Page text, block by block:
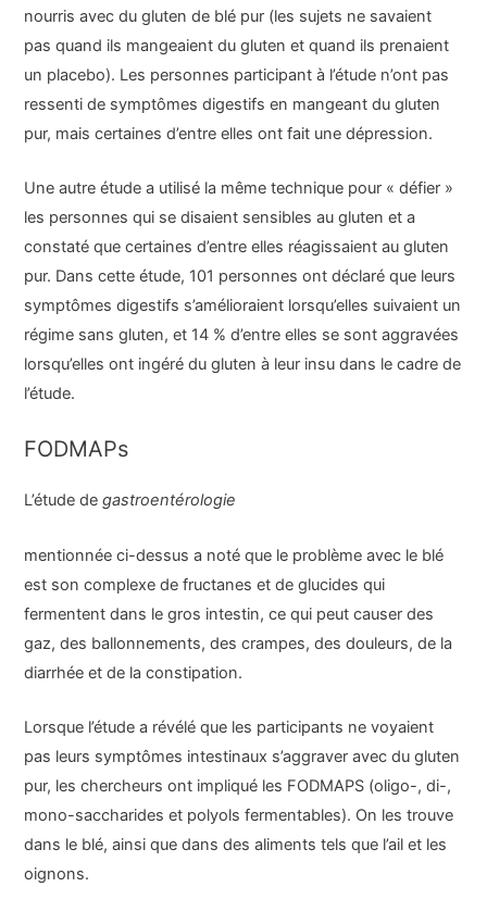
nourris avec du gluten de blé pur (les sujets ne savaient
pas quand ils mangeaient du gluten et quand ils prenaient
un placebo). Les personnes participant à l’étude n’ont pas
ressenti de symptômes digestifs en mangeant du gluten
pur, mais certaines d’entre elles ont fait une dépression.
Une autre étude a utilisé la même technique pour « défier »
les personnes qui se disaient sensibles au gluten et a
constaté que certaines d’entre elles réagissaient au gluten
pur. Dans cette étude, 101 personnes ont déclaré que leurs
symptômes digestifs s’amélioraient lorsqu’elles suivaient un
régime sans gluten, et 14 % d’entre elles se sont aggravées
lorsqu’elles ont ingéré du gluten à leur insu dans le cadre de
l’étude.
FODMAPs
L’étude degastroentérologie
mentionnée ci-dessus a noté que le problème avec le blé
est son complexe de fructanes et de glucides qui
fermentent dans le gros intestin, ce qui peut causer des
gaz, des ballonnements, des crampes, des douleurs, de la
diarrhée et de la constipation.
Lorsque l’étude a révélé que les participants ne voyaient
pas leurs symptômes intestinaux s’aggraver avec du gluten
pur, les chercheurs ont impliqué les FODMAPS (oligo-, di-,
mono-saccharides et polyols fermentables). On les trouve
dans le blé, ainsi que dans des aliments tels que l’ail et les
oignons.